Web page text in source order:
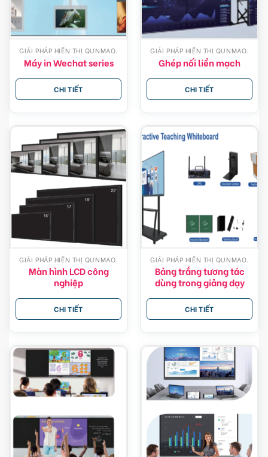
GIẢI PHÁP HIỂN THỊ QUNMAO.
Máy in Wechat series
CHI TIẾT
GIẢI PHÁP HIỂN THỊ QUNMAO.
Ghép nối liền mạch
CHI TIẾT
GIẢI PHÁP HIỂN THỊ QUNMAO.
Màn hình LCD công
nghiệp
CHI TIẾT
GIẢI PHÁP HIỂN THỊ QUNMAO.
Bảng trắng tương tác
dùng trong giảng dạy
CHI TIẾT